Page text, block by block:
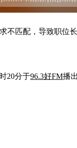
不匹配，导致职
20分于96.3好FM播